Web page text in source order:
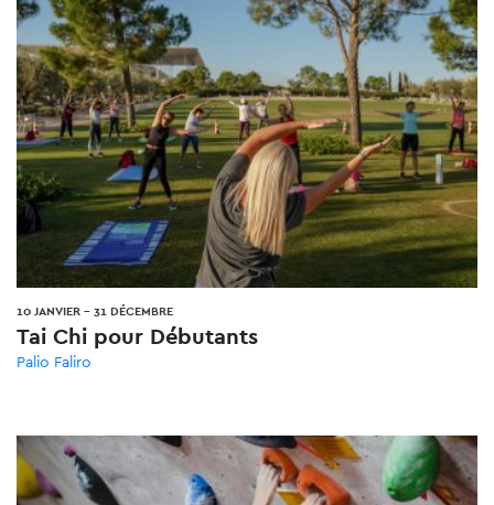
10 JANVIER - 31 DÉCEMBRE
Tai Chi pour Débutants
Palio Faliro